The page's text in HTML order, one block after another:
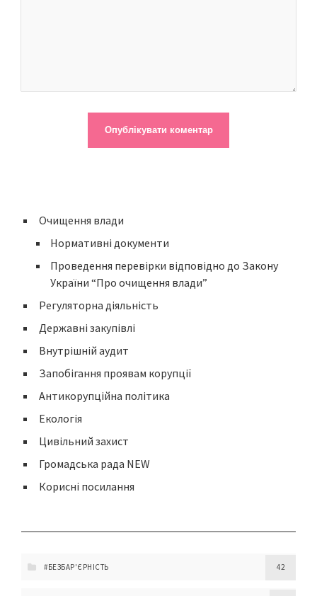
Очищення влади
Нормативні документи
Проведення перевірки відповідно до Закону
України “Про очищення влади”
Регуляторна діяльність
Державні закупівлі
Внутрішній аудит
Запобігання проявам корупції
Антикорупційна політика
Екологія
Цивільний захист
Громадська рада NEW
Корисні посилання
#БЕЗБАР'ЄРНІСТЬ 42